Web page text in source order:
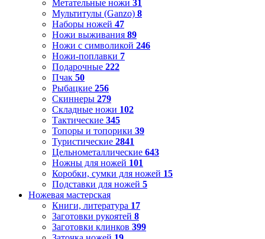
Метательные ножи 31
Мультитулы (Ganzo) 8
Наборы ножей 47
Ножи выживания 89
Ножи с символикой 246
Ножи-поплавки 7
Подарочные 222
Пчак 50
Рыбацкие 256
Скиннеры 279
Складные ножи 102
Тактические 345
Топоры и топорики 39
Туристические 2841
Цельнометаллические 643
Ножны для ножей 101
Коробки, сумки для ножей 15
Подставки для ножей 5
Ножевая мастерская
Книги, литература 17
Заготовки рукоятей 8
Заготовки клинков 399